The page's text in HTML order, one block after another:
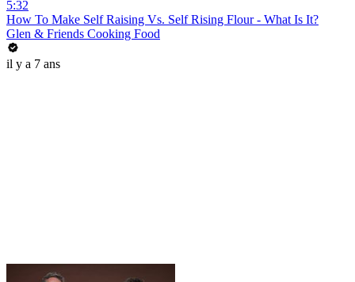
5:32
How To Make Self Raising Vs. Self Rising Flour - What Is It?
Glen & Friends Cooking Food
il y a 7 ans